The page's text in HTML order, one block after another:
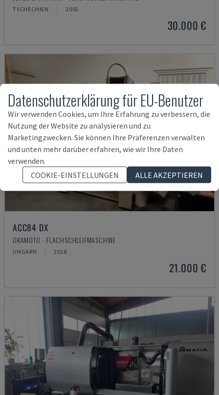
TSCHECHIEN 2002
30.000 €
ACC84 DX
OKAMOTO - FLACHSCHLEIFMASCHINE
UNGARN 2018
21.000 €
Datenschutzerklärung für EU-Benutzer
Wir verwenden Cookies, um Ihre Erfahrung zu verbessern, die
Nutzung der Website zu analysieren und zu
Marketingzwecken. Sie können Ihre Präferenzen verwalten
und unten mehr darüber erfahren, wie wir Ihre Daten
verwenden.
COOKIE-EINSTELLUNGEN
ALLE AKZEPTIEREN